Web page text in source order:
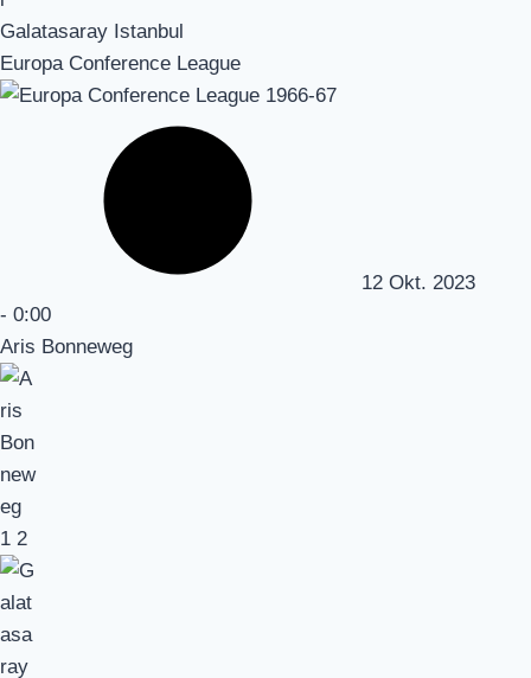
Galatasaray Istanbul
Europa Conference League
12 Okt. 2023
- 0:00
Aris Bonneweg
1 2